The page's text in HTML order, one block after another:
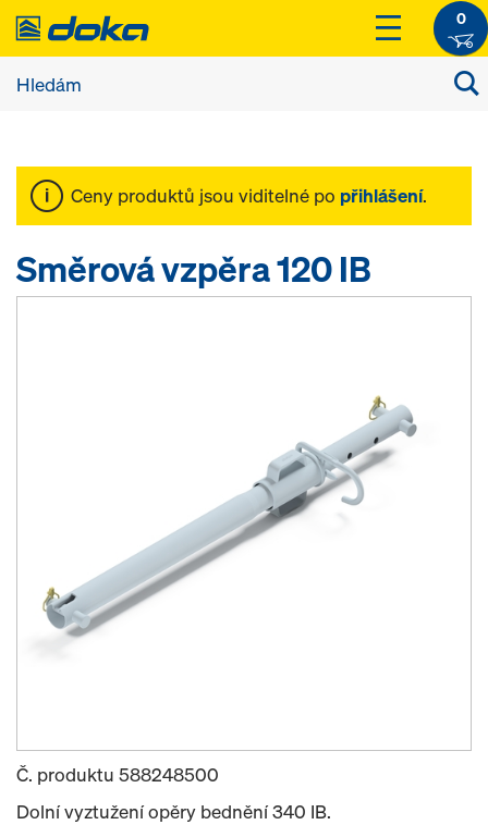
0
Ceny produktů jsou viditelné po přihlášení.
Směrová vzpěra 120 IB
Č. produktu 588248500
Dolní vyztužení opěry bednění 340 IB.